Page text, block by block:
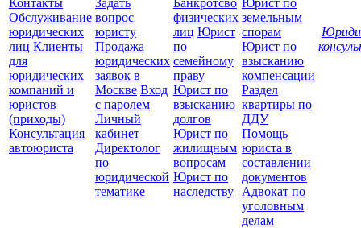
Контакты
Обслуживание
юридических
лиц Клиенты
для
юридических
компаний и
юристов
(приходы)
Консультация
автоюриста
Задать
вопрос
юристу
Продажа
юридических
заявок в
Москве Вход
с паролем
Личный
кабинет
Директолог
по
юридической
тематике
Банкротсво
физических
лиц Юрист
по
семейному
праву
Юрист по
взысканию
долгов
Юрист по
жилищным
вопросам
Юрист по
наследству
Юрист по
земельным
спорам
Юрист по
взысканию
компенсации
Раздел
квартиры по
ДДУ
Помощь
юриста в
составлении
документов
Адвокат по
уголовным
делам